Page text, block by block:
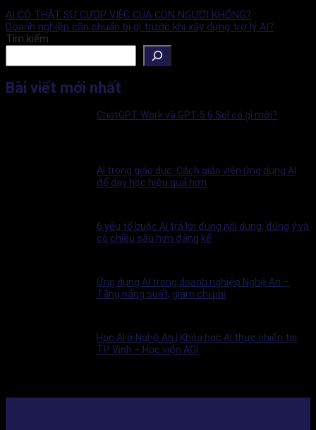
AI CÓ THẬT SỰ CƯỚP VIỆC CỦA CON NGƯỜI KHÔNG?
Doanh nghiệp cần chuẩn bị gì trước khi xây dựng trợ lý AI?
Tìm kiếm
Bài viết mới nhất
ChatGPT Work và GPT-5.6 Sol có gì mới?
AI trong giáo dục: Cách giáo viên ứng dụng AI
để dạy học hiệu quả hơn
6 yếu tố buộc AI trả lời đúng nội dung, đúng ý và
có chiều sâu hơn đáng kể
Ứng dụng AI trong doanh nghiệp Nghệ An –
Tăng năng suất, giảm chi phí
Học AI ở Nghệ An | Khóa học AI thực chiến tại
TP Vinh – Học viện AGI